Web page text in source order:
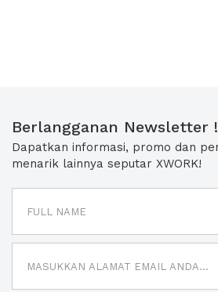
Berlangganan Newsletter !
Dapatkan informasi, promo dan
menarik lainnya seputar XWORK!